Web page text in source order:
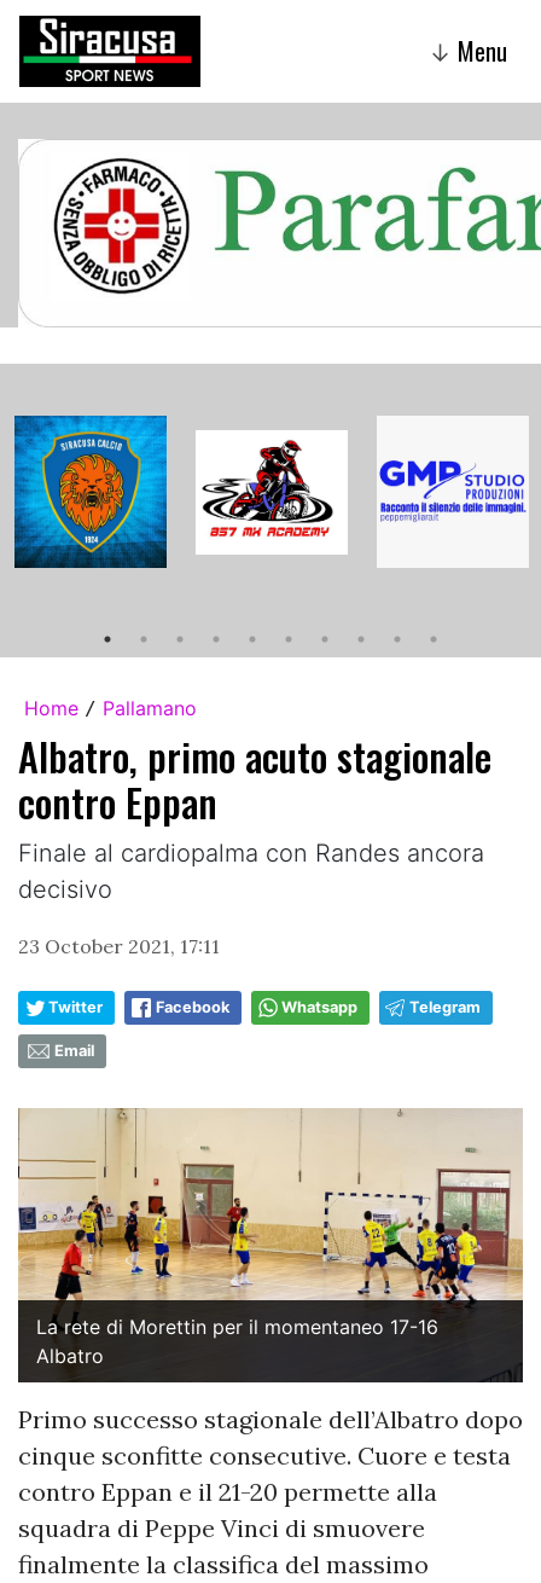
↓ Menu
Home / Pallamano
Albatro, primo acuto stagionale
contro Eppan
Finale al cardiopalma con Randes ancora
decisivo
23 October 2021, 17:11
Twitter Facebook Whatsapp Telegram
Email
La rete di Morettin per il momentaneo 17-16
Albatro
Primo successo stagionale dell’Albatro dopo
cinque sconfitte consecutive. Cuore e testa
contro Eppan e il 21-20 permette alla
squadra di Peppe Vinci di smuovere
finalmente la classifica del massimo